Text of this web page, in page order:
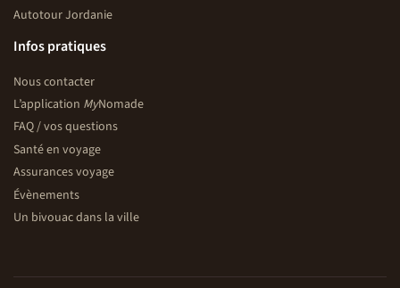
Autotour Jordanie
Infos pratiques
Nous contacter
L’application MyNomade
FAQ / vos questions
Santé en voyage
Assurances voyage
Évènements
Un bivouac dans la ville